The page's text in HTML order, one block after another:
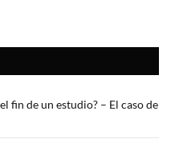
fin de un estudio? – El caso de